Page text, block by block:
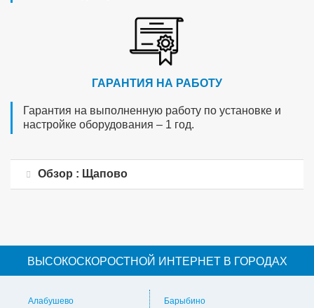
ГАРАНТИЯ НА РАБОТУ
Гарантия на выполненную работу по установке и
настройке оборудования – 1 год.
Обзор : Щапово
ВЫСОКОСКОРОСТНОЙ ИНТЕРНЕТ В ГОРОДАХ
Алабушево
Барыбино